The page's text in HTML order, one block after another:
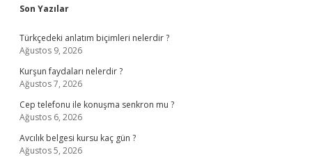
Sidebar
Son Yazılar
Türkçedeki anlatım biçimleri nelerdir ?
Ağustos 9, 2026
Kurşun faydaları nelerdir ?
Ağustos 7, 2026
Cep telefonu ile konuşma senkron mu ?
Ağustos 6, 2026
Avcılık belgesi kursu kaç gün ?
Ağustos 5, 2026